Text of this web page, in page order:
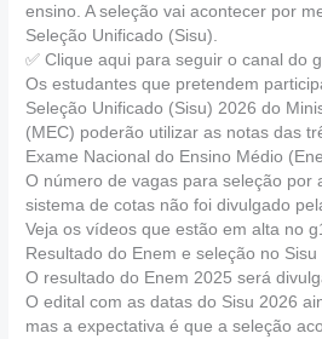
ensino. A seleção vai acontecer por
Seleção Unificado (Sisu).
✅ Clique aqui para seguir o canal do
Os estudantes que pretendem
Seleção Unificado (Sisu) 2026 do
(MEC) poderão utilizar as notas das
Exame Nacional do Ensino Médio
O número de vagas para seleção por
sistema de cotas não foi divulgado
Veja os vídeos que estão em alta no
Resultado do Enem e seleção no Sisu
O resultado do Enem 2025 será
O edital com as datas do Sisu 2026
mas a expectativa é que a seleção